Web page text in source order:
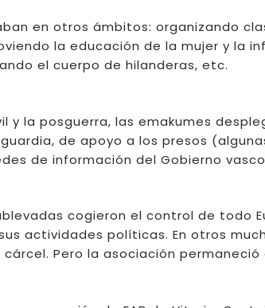
en otros ámbitos: organizando
la educación de la mujer y la
el cuerpo de hilanderas, etc.
y la posguerra, las emakumes
de apoyo a los presos
de información del Gobierno
cogieron el control de todo
actividades políticas. En otros
Pero la asociación permaneció